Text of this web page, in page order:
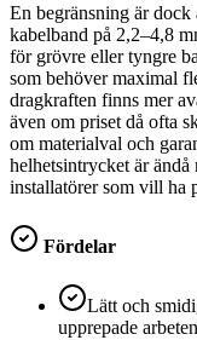
En begränsning är
kabelband på 2,2–4,8
för grövre eller tyngre
som behöver maximal
dragkraften finns mer
även om priset då ofta
om materialval och
helhetsintrycket är
installatörer som vill
Fördelar
Lätt och
upprepade arbeten